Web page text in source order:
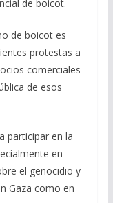
de boicot.
de boicot es
protestas a
comerciales
de esos
participar en la
en
el genocidio y
Gaza como en